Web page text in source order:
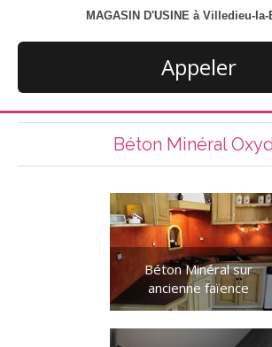
MAGASIN D'USINE à Villedieu-
Appeler
Béton Minéral
Béton Minéral sur
ancienne faïence